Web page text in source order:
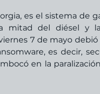
es el sistema de
mitad del diésel y
7 de mayo debió
es decir,
en la